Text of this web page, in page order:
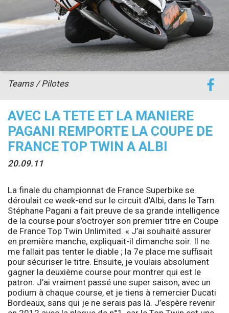
AVEC LA TETE ET LA MANIERE
PAGANI REMPORTE LA COUPE DE
FRANCE TOP TWIN A ALBI
20.09.11
Teams / Pilotes
La finale du championnat de France Superbike se
déroulait ce week-end sur le circuit d’Albi, dans le Tarn.
Stéphane Pagani a fait preuve de sa grande intelligence
de la course pour s’octroyer son premier titre en Coupe
de France Top Twin Unlimited. « J’ai souhaité assurer
en première manche, expliquait-il dimanche soir. Il ne
me fallait pas tenter le diable ; la 7e place me suffisait
pour sécuriser le titre. Ensuite, je voulais absolument
gagner la deuxième course pour montrer qui est le
patron. J’ai vraiment passé une super saison, avec un
podium à chaque course, et je tiens à remercier Ducati
Bordeaux, sans qui je ne serais pas là. J’espère revenir